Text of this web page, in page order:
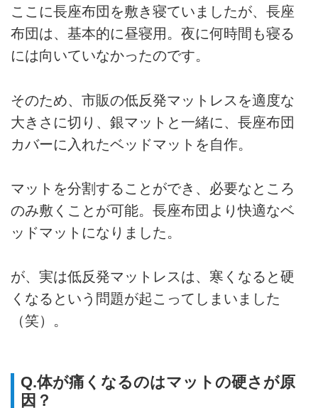
ここに長座布団を敷き寝ていましたが、長座
布団は、基本的に昼寝用。夜に何時間も寝る
には向いていなかったのです。
そのため、市販の低反発マットレスを適度な
大きさに切り、銀マットと一緒に、長座布団
カバーに入れたベッドマットを自作。
マットを分割することができ、必要なところ
のみ敷くことが可能。長座布団より快適なベ
ッドマットになりました。
が、実は低反発マットレスは、寒くなると硬
くなるという問題が起こってしまいました
（笑）。
Q.体が痛くなるのはマットの硬さが原
因？